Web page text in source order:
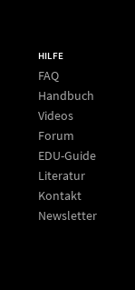
HILFE
FAQ
Handbuch
Videos
Forum
EDU-Guide
Literatur
Kontakt
Newsletter